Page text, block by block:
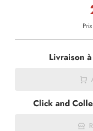
Livraison
Click and